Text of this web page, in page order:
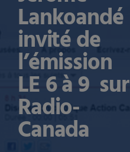
Lankoandé
invité de
l’émission
LE 6 à 9 sur
Radio-
Canada